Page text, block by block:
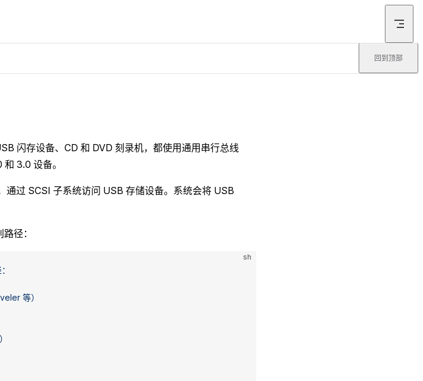
回到顶部
闪存设备、CD 和 DVD 刻录机，都使用通用串行总线
3.0 设备。
通过 SCSI 子系统访问 USB 存储设备。系统会将 USB
径：
sh
等）